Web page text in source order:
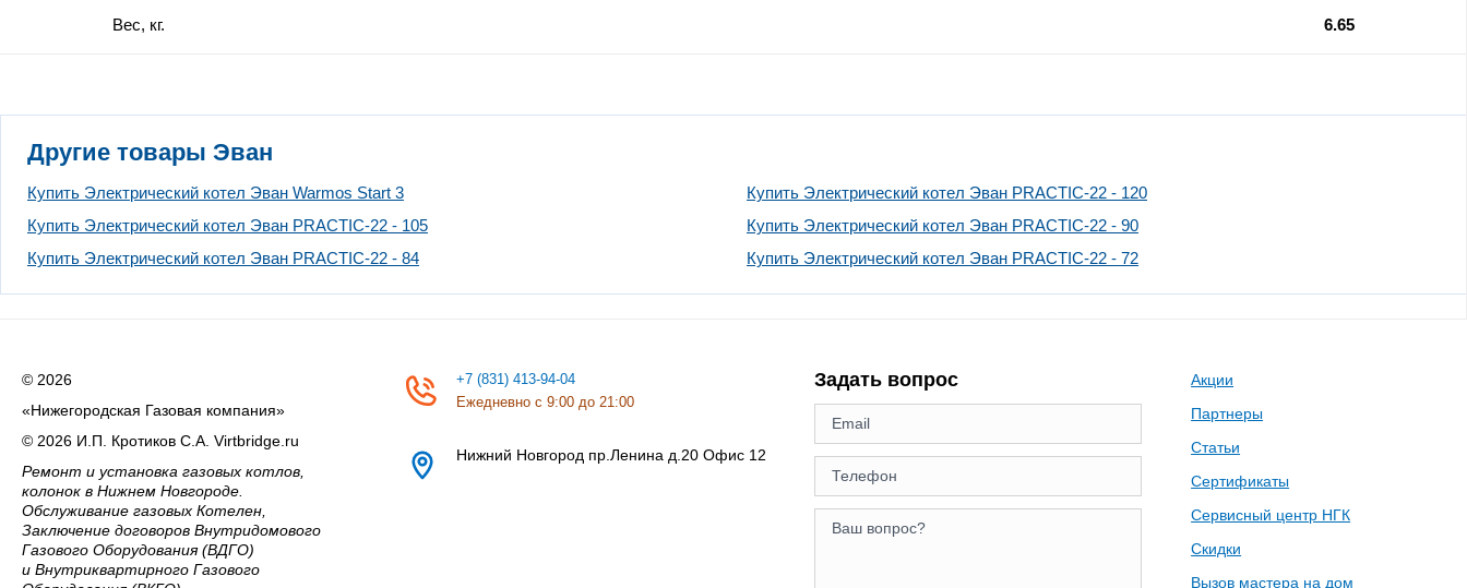
Вес, кг. 6.65
Другие товары Эван
Купить Электрический котел Эван Warmos Start 3
Купить Электрический котел Эван PRACTIC-22 - 120
Купить Электрический котел Эван PRACTIC-22 - 105
Купить Электрический котел Эван PRACTIC-22 - 90
Купить Электрический котел Эван PRACTIC-22 - 84
Купить Электрический котел Эван PRACTIC-22 - 72
© 2026
«Нижегородская Газовая компания»
© 2026 И.П. Кротиков С.А. Virtbridge.ru
Ремонт и установка газовых котлов,
колонок в Нижнем Новгороде.
Обслуживание газовых Котелен,
Заключение договоров Внутридомового
Газового Оборудования (ВДГО)
и Внутриквартирного Газового
+7 (831) 413-94-04
Ежедневно с 9:00 до 21:00
Нижний Новгород пр.Ленина д.20 Офис 12
Задать вопрос
Акции
Партнеры
Статьи
Сертификаты
Сервисный центр НГК
Скидки
Вызов мастера на дом